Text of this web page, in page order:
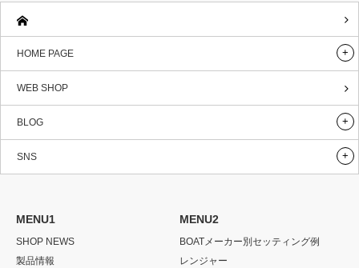
HOME PAGE
WEB SHOP
BLOG
SNS
MENU1
SHOP NEWS
製品情報
MENU2
BOATメーカー別セッティング例
レンジャー